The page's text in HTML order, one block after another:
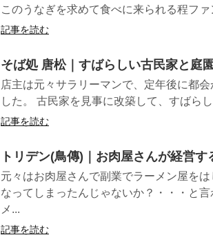
このうなぎを求めて食べに来られる程フ
記事を読む
そば処 唐松｜すばらしい古民家と庭
店主は元々サラリーマンで、定年後に都
した。 古民家を見事に改築して、すばら
記事を読む
トリデン(鳥傳)｜お肉屋さんが経営
元々はお肉屋さんで副業でラーメン屋を
なってしまったんじゃないか？・・・と
メ...
記事を読む